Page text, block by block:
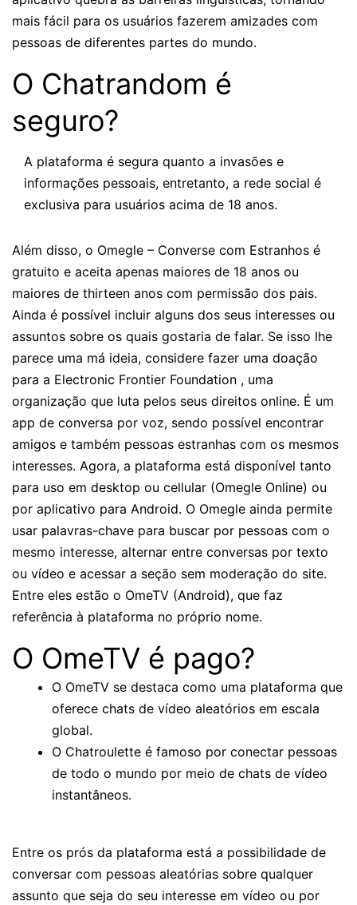
mais fácil para os usuários fazerem amizades com
pessoas de diferentes partes do mundo.
O Chatrandom é
seguro?
A plataforma é segura quanto a invasões e
informações pessoais, entretanto, a rede social é
exclusiva para usuários acima de 18 anos.
Além disso, o Omegle – Converse com Estranhos é
gratuito e aceita apenas maiores de 18 anos ou
maiores de thirteen anos com permissão dos pais.
Ainda é possível incluir alguns dos seus interesses ou
assuntos sobre os quais gostaria de falar. Se isso lhe
parece uma má ideia, considere fazer uma doação
para a Electronic Frontier Foundation , uma
organização que luta pelos seus direitos online. É um
app de conversa por voz, sendo possível encontrar
amigos e também pessoas estranhas com os mesmos
interesses. Agora, a plataforma está disponível tanto
para uso em desktop ou cellular (Omegle Online) ou
por aplicativo para Android. O Omegle ainda permite
usar palavras-chave para buscar por pessoas com o
mesmo interesse, alternar entre conversas por texto
ou vídeo e acessar a seção sem moderação do site.
Entre eles estão o OmeTV (Android), que faz
referência à plataforma no próprio nome.
O OmeTV é pago?
O OmeTV se destaca como uma plataforma que
oferece chats de vídeo aleatórios em escala
global.
O Chatroulette é famoso por conectar pessoas
de todo o mundo por meio de chats de vídeo
instantâneos.
Entre os prós da plataforma está a possibilidade de
conversar com pessoas aleatórias sobre qualquer
assunto que seja do seu interesse em vídeo ou por